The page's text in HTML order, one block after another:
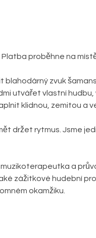
proběhne na
blahodárný zvuk
utvářet vlastní
klidnou, zemitou a
držet rytmus. Jsme
muzikoterapeutka a
zážitkové hudební
okamžiku.